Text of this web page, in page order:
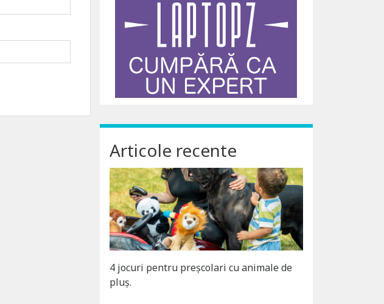
Articole recente
4 jocuri pentru preșcolari cu animale de
pluș.